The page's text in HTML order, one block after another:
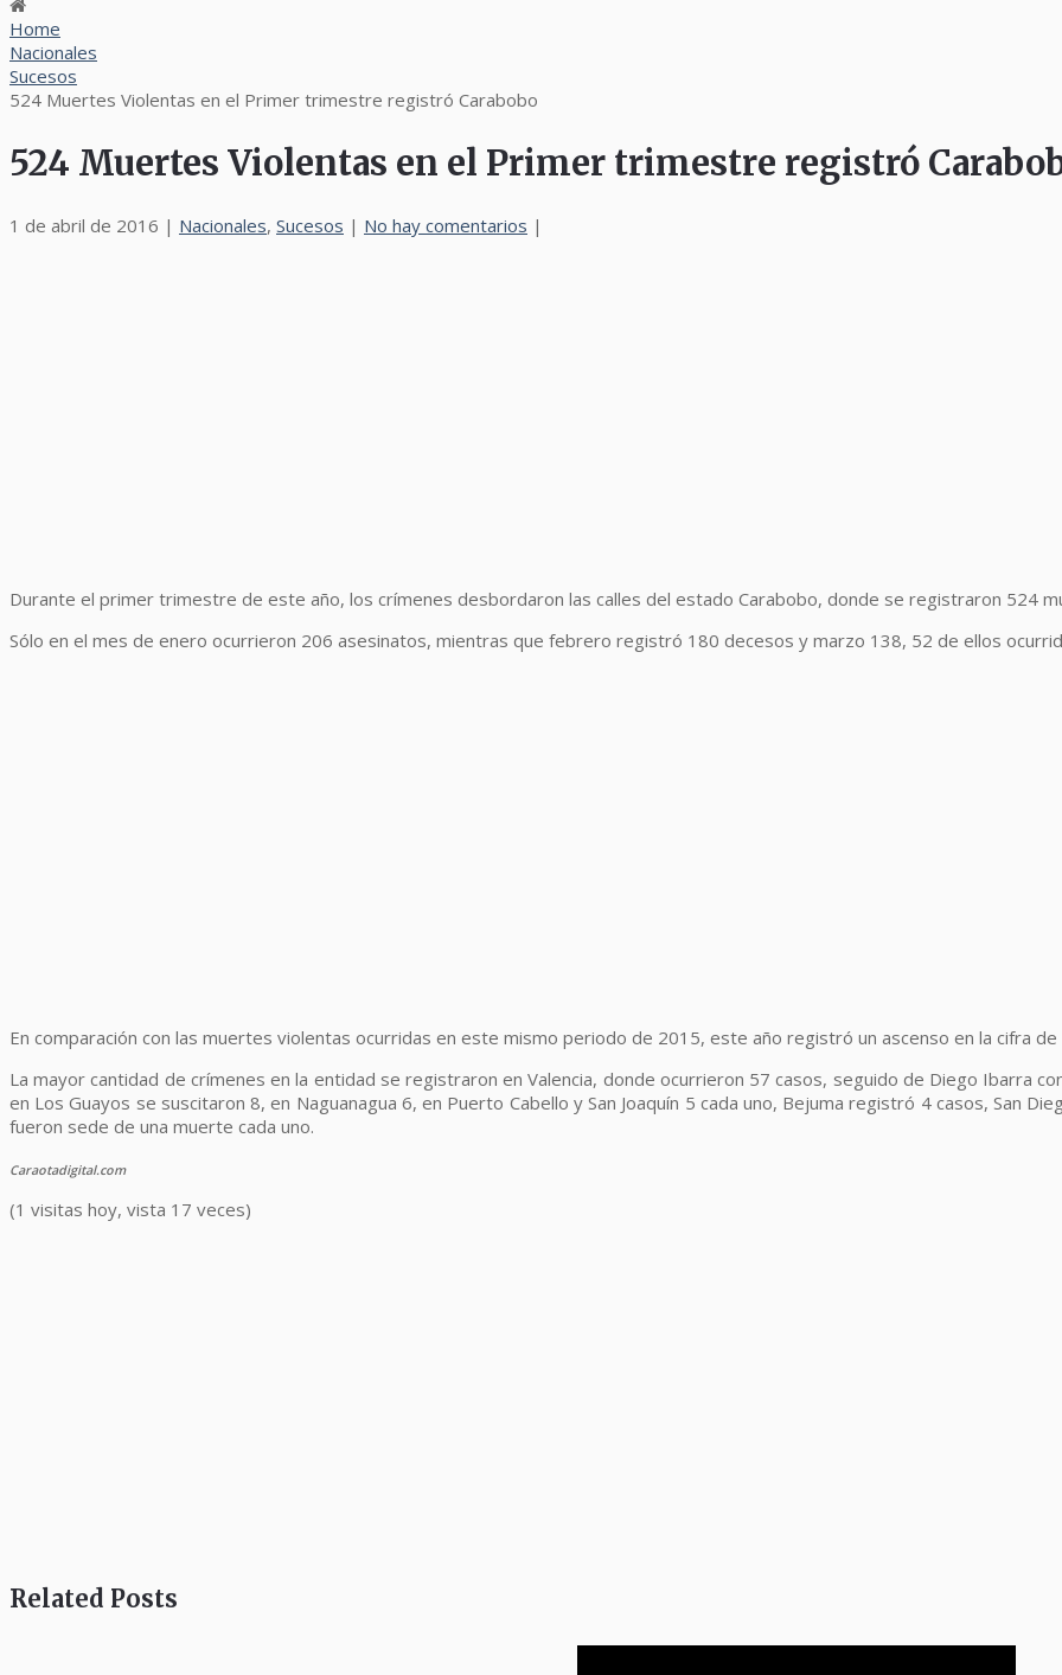
Home
Nacionales
Sucesos
524 Muertes Violentas en el Primer trimestre registró Carabobo
524 Muertes Violentas en el Primer trimestre registró
1 de abril de 2016 | Nacionales, Sucesos | No hay comentarios |
Durante el primer trimestre de este año, los crímenes desbordaron las calles del estado Carabobo, donde se registraron 524
Sólo en el mes de enero ocurrieron 206 asesinatos, mientras que febrero registró 180 decesos y marzo 138, 52 de ellos
En comparación con las muertes violentas ocurridas en este mismo periodo de 2015, este año registró un ascenso en la cifra
La mayor cantidad de crímenes en la entidad se registraron en Valencia, donde ocurrieron 57 casos, seguido de Diego Ibarra
en Los Guayos se suscitaron 8, en Naguanagua 6, en Puerto Cabello y San Joaquín 5 cada uno, Bejuma registró 4 casos, San
fueron sede de una muerte cada uno.
Caraotadigital.com
(1 visitas hoy, vista 17 veces)
Related Posts